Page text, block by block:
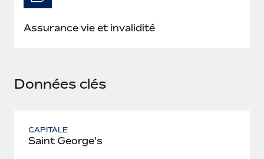
En savoir plus
Assurance vie et invalidité
Données clés
CAPITALE
Saint George's